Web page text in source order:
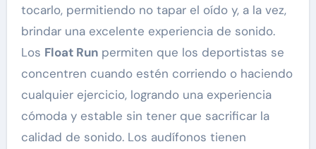
tocarlo, permitiendo no tapar el oído y, a la vez,
brindar una excelente experiencia de sonido.
Los Float Runpermiten que los deportistas se
concentren cuando estén corriendo o haciendo
cualquier ejercicio, logrando una experiencia
cómoda y estable sin tener que sacrificar la
calidad de sonido. Los audífonos tienen